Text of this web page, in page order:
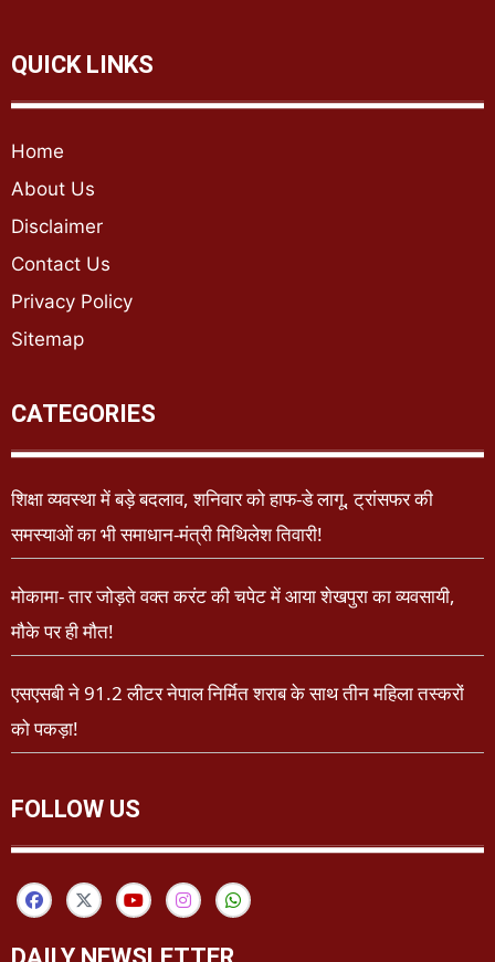
QUICK LINKS
Home
About Us
Disclaimer
Contact Us
Privacy Policy
Sitemap
CATEGORIES
शिक्षा व्यवस्था में बड़े बदलाव, शनिवार को हाफ-डे लागू, ट्रांसफर की
समस्याओं का भी समाधान-मंत्री मिथिलेश तिवारी!
मोकामा- तार जोड़ते वक्त करंट की चपेट में आया शेखपुरा का व्यवसायी,
मौके पर ही मौत!
एसएसबी ने 91.2 लीटर नेपाल निर्मित शराब के साथ तीन महिला तस्करों
को पकड़ा!
FOLLOW US